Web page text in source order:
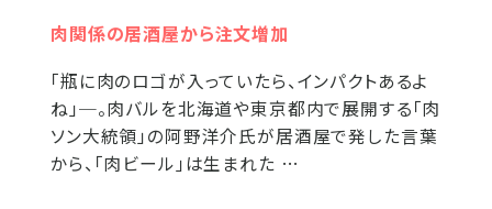
肉関係の居酒屋から注文増加
「瓶に肉のロゴが入っていたら、インパクトあるよ
ね」─。肉バルを北海道や東京都内で展開する「肉
ソン大統領」の阿野洋介氏が居酒屋で発した言葉
から、「肉ビール」は生まれた …